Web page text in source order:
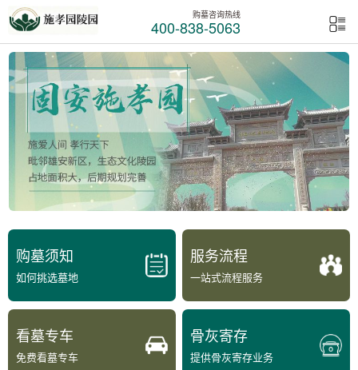
购墓咨询热线
400-838-5063
购墓须知
如何挑选墓地
服务流程
一站式流程服务
看墓专车
免费看墓专车
骨灰寄存
提供骨灰寄存业务